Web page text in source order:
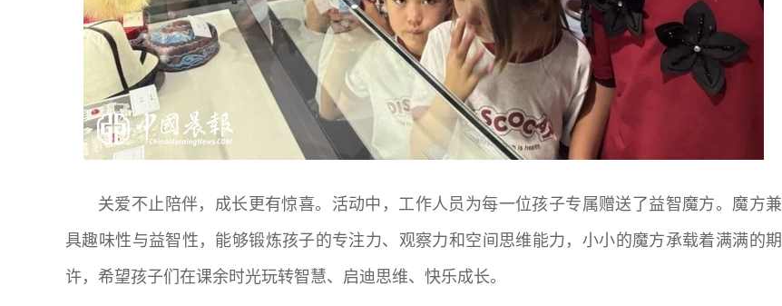
关爱不止陪伴，成长更有惊喜。活动中，工作人员为每一位孩子专属赠送了益智魔方。魔方兼
具趣味性与益智性，能够锻炼孩子的专注力、观察力和空间思维能力，小小的魔方承载着满满的期
许，希望孩子们在课余时光玩转智慧、启迪思维、快乐成长。